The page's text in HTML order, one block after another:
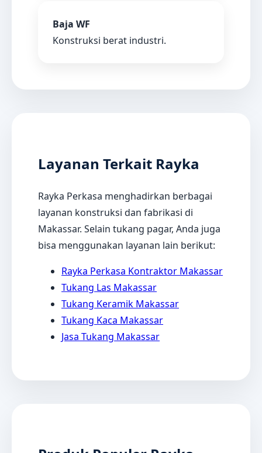
Baja WF
Konstruksi berat industri.
Layanan Terkait Rayka
Rayka Perkasa menghadirkan berbagai
layanan konstruksi dan fabrikasi di
Makassar. Selain tukang pagar, Anda juga
bisa menggunakan layanan lain berikut:
Rayka Perkasa Kontraktor Makassar
Tukang Las Makassar
Tukang Keramik Makassar
Tukang Kaca Makassar
Jasa Tukang Makassar